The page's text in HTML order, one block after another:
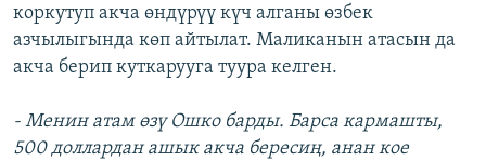
коркутуп акча өндүрүү күч алганы өзбек
азчылыгында көп айтылат. Маликанын атасын да
акча берип куткарууга туура келген.
- Менин атам өзү Ошко барды. Барса кармашты,
500 доллардан ашык акча бересиң, анан кое